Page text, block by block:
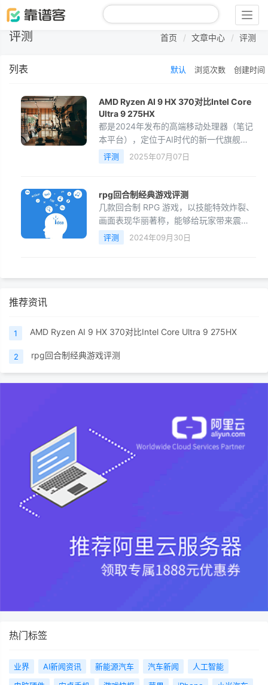
评测 首页 文章中心 评测
列表 默认 浏览次数 创建时间
AMD Ryzen AI 9 HX 370对比Intel Core
Ultra 9 275HX
都是2024年发布的高端移动处理器（笔记
本平台），定位于AI时代的新一代旗舰
CPU，广泛用于高性能轻薄本、AI PC、游
戏本等。下面是它们的对比分析，主要从
制、适用场景几个方面入手。✅ 一、基本
参数对比项目Intel Core Ultra 9
275HXAM
评测 2025年07月07日
rpg回合制经典游戏评测
几款回合制 RPG 游戏，以技能特效炸裂、
画面表现华丽著称，能够给玩家带来震撼
的视觉效果和战斗体验：《最终幻想》系
列（Final Fantasy）作为回合制 RPG 的经
评测 2024年09月30日
推荐资讯
1 AMD Ryzen AI 9 HX 370对比Intel Core Ultra 9 275HX
2 rpg回合制经典游戏评测
热门标签
业界 AI新闻资讯 新能源汽车 汽车新闻
人工智能